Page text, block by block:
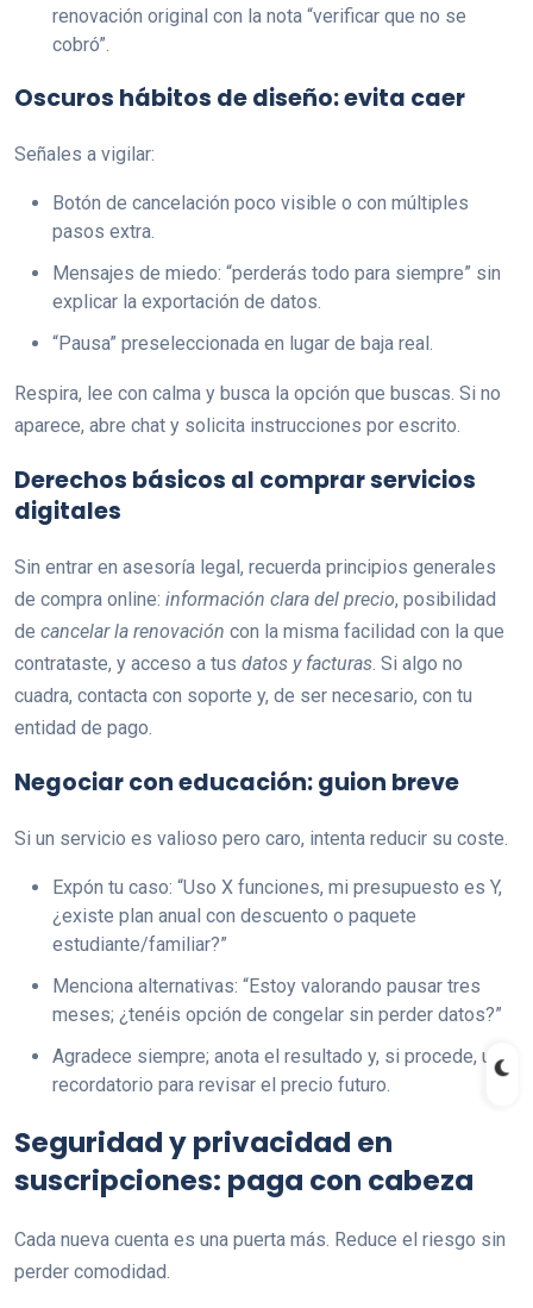
renovación original con la nota “verificar que no se
cobró”.
Oscuros hábitos de diseño: evita caer
Señales a vigilar:
Botón de cancelación poco visible o con múltiples
pasos extra.
Mensajes de miedo: “perderás todo para siempre” sin
explicar la exportación de datos.
“Pausa” preseleccionada en lugar de baja real.
Respira, lee con calma y busca la opción que buscas. Si no
aparece, abre chat y solicita instrucciones por escrito.
Derechos básicos al comprar servicios
digitales
Sin entrar en asesoría legal, recuerda principios generales
de compra online: información clara del precio, posibilidad
de cancelar la renovación con la misma facilidad con la que
contrataste, y acceso a tus datos y facturas. Si algo no
cuadra, contacta con soporte y, de ser necesario, con tu
entidad de pago.
Negociar con educación: guion breve
Si un servicio es valioso pero caro, intenta reducir su coste.
Expón tu caso: “Uso X funciones, mi presupuesto es Y,
¿existe plan anual con descuento o paquete
estudiante/familiar?”
Menciona alternativas: “Estoy valorando pausar tres
meses; ¿tenéis opción de congelar sin perder datos?”
Agradece siempre; anota el resultado y, si procede, un
recordatorio para revisar el precio futuro.
Seguridad y privacidad en
suscripciones: paga con cabeza
Cada nueva cuenta es una puerta más. Reduce el riesgo sin
perder comodidad.